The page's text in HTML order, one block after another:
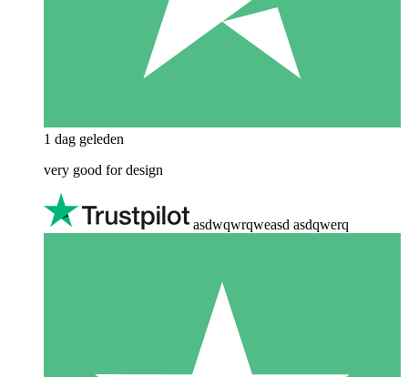
1 dag geleden
very good for design
asdwqwrqweasd asdqwerq